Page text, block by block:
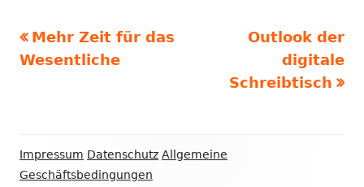
Beitragsnavigation
Vorheriger
Beitrag:
Mehr Zeit für das
Wesentliche
Nächster
Beitrag
Outlook der
digitale
Schreibtisch
Footer
Inhalt
Impressum Datenschutz Allgemeine
Geschäftsbedingungen